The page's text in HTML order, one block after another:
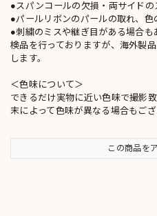
●スパンコールの欠損・両サイド
●パールリボンのパールの取れ、色
●刺繍のミスや継ぎ目がある場合も
検品を行っておりますが、海外製
します。
＜色味について＞
できるだけ実物に近い色味で撮影
末によって色味が異なる場合もござ
この商品を